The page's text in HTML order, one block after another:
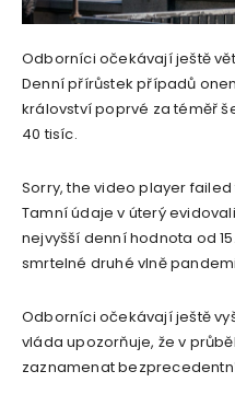
Odborníci očekávají ještě
Denní přírůstek případů
království poprvé za téměř
40 tisíc.
Sorry, the video player failed
Tamní údaje v úterý
nejvyšší denní hodnota od
smrtelné druhé vlně
Odborníci očekávají ještě
vláda upozorňuje, že v
zaznamenat